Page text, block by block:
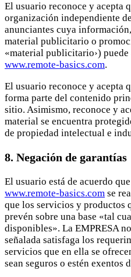
El usuario reconoce y acepta
organización independiente
anunciantes cuya
material publicitario o
«material publicitario›)
www.remote-basics.com.
El usuario reconoce y acepta
forma parte del contenido
sitio. Asimismo, reconoce y
material se encuentra
de propiedad intelectual e
8. Negación de garantías
El usuario está de acuerdo
www.remote-basics.com se
que los servicios y productos
prevén sobre una base «tal
disponibles». La EMPRESA
señalada satisfaga los
servicios que en ella se
sean seguros o estén exentos